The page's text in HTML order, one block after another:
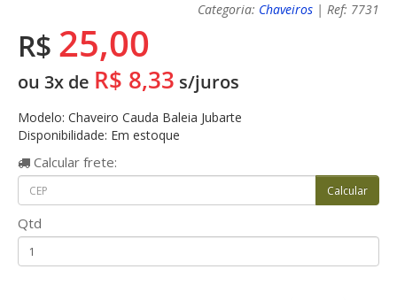
Categoria: Chaveiros | Ref: 7731
R$ 25,00
ou 3x de R$ 8,33 s/juros
Modelo: Chaveiro Cauda Baleia Jubarte
Disponibilidade: Em estoque
Calcular frete:
Qtd